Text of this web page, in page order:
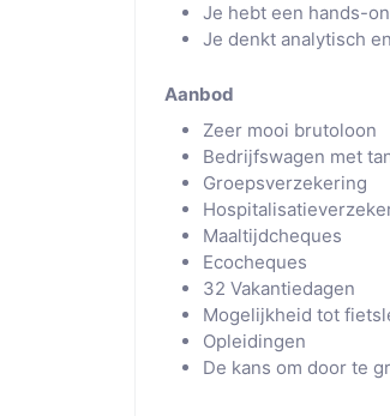
Je hebt een hands-
Je denkt analytisch
Aanbod
Zeer mooi brutoloon
Bedrijfswagen met
Groepsverzekering
Maaltijdcheques
Ecocheques
32 Vakantiedagen
Mogelijkheid tot
Opleidingen
De kans om door te